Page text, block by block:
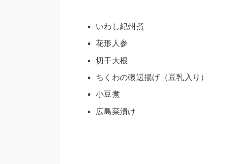
いわし紀州煮
花形人参
切干大根
ちくわの磯辺揚げ（豆乳入り）
小豆煮
広島菜漬け